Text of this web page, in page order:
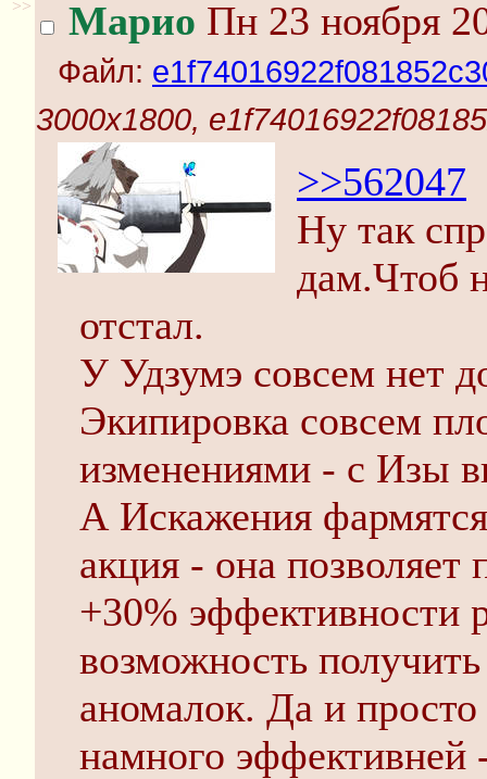
>> Марио Пн 23 ноября
Файл:
3000x1800,
>>562047
Ну так
дам.Чтоб
отстал.
У Удзумэ совсем нет
Экипировка совсем
изменениями - с Изы
А Искажения
акция - она
+30% эффективности
возможность
аномалок. Да и
намного эффективней